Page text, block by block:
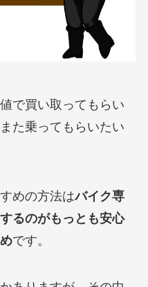
で買い取ってもらい
た乗ってもらいたい
めの方法はバイク専
るのがもっとも安心
です。